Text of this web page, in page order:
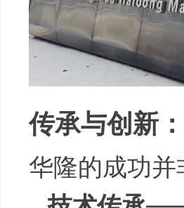
传承与创新
华隆的成功